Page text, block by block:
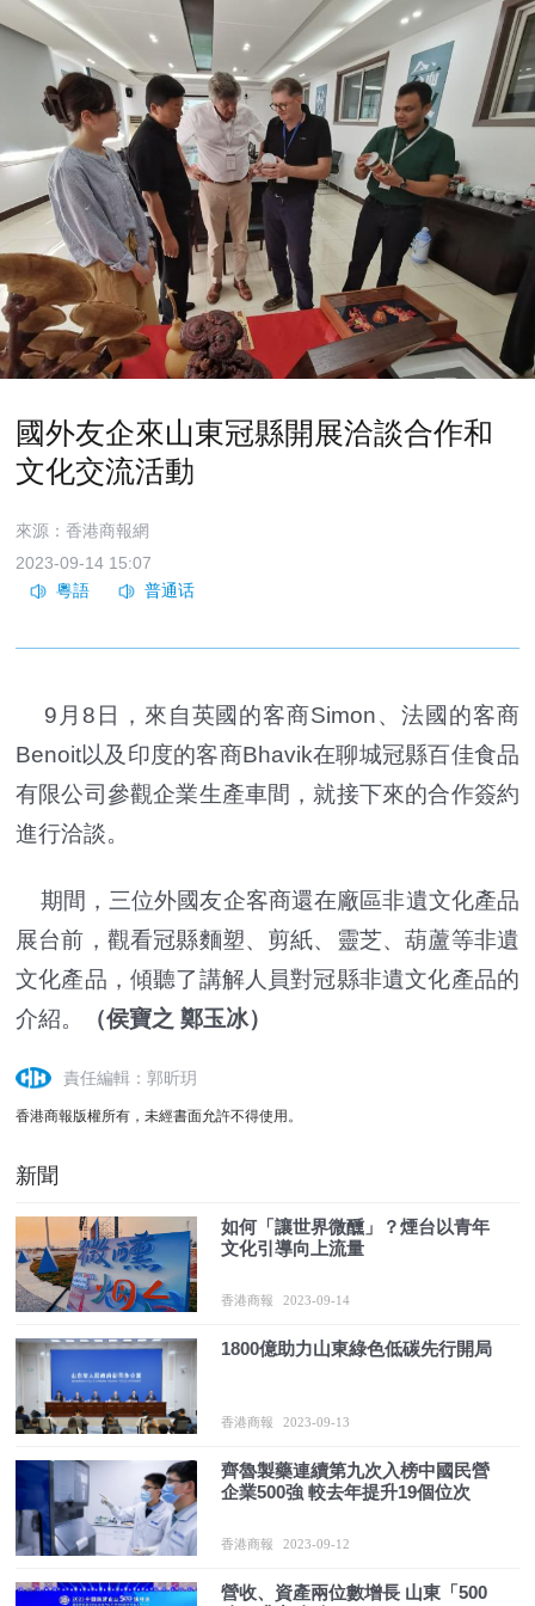
國外友企來山東冠縣開展洽談合作和
文化交流活動
來源：香港商報網
2023-09-14 15:07
9月8日，來自英國的客商Simon、法國的客商
Benoit以及印度的客商Bhavik在聊城冠縣百佳食品
有限公司參觀企業生產車間，就接下來的合作簽約
進行洽談。
期間，三位外國友企客商還在廠區非遺文化產品
展台前，觀看冠縣麵塑、剪紙、靈芝、葫蘆等非遺
文化產品，傾聽了講解人員對冠縣非遺文化產品的
介紹。
（侯寶之 鄭玉冰）
責任編輯：郭昕玥
香港商報版權所有，未經書面允許不得使用。
新聞
如何「讓世界微醺」？煙台以青年
文化引導向上流量
香港商報 2023-09-14
1800億助力山東綠色低碳先行開局
香港商報 2023-09-13
齊魯製藥連續第九次入榜中國民營
企業500強 較去年提升19個位次
香港商報 2023-09-12
營收、資產兩位數增長 山東「500